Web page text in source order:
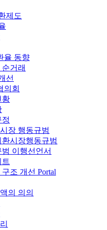
제도
율 동향
거래
선
의회
황
장 행동규범
환시장행동규범
이행선언서
조 개선 Portal
의 의의